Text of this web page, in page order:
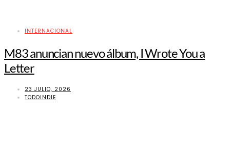
INTERNACIONAL
M83 anuncian nuevo álbum, I Wrote You a
Letter
23 JULIO, 2026
TODOINDIE